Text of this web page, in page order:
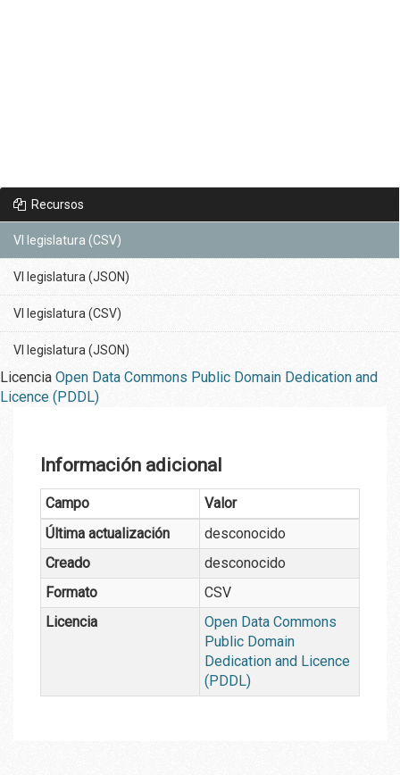
Recursos
VI legislatura (CSV)
VI legislatura (JSON)
VI legislatura (CSV)
VI legislatura (JSON)
Licencia Open Data Commons Public Domain Dedication and
Licence (PDDL)
Información adicional
Campo
Valor
Última actualización
desconocido
Creado
desconocido
Formato
CSV
Licencia
Open Data Commons
Public Domain
Dedication and Licence
(PDDL)